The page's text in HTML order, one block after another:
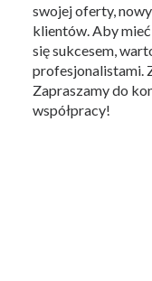
swojej oferty,
klientów. Aby
się sukcesem,
profesjonalistami.
Zapraszamy do
współpracy!